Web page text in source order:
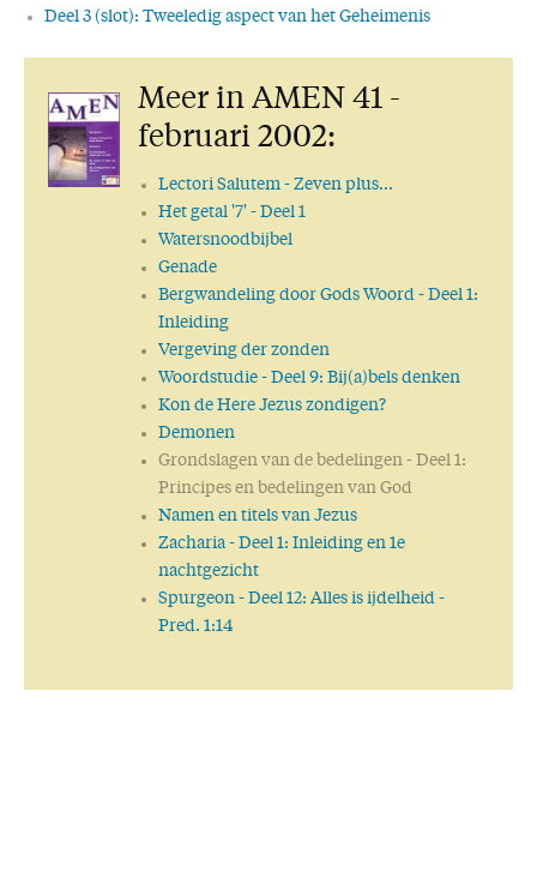
Deel 3 (slot): Tweeledig aspect van het Geheimenis
Meer in AMEN 41 -
februari 2002:
Lectori Salutem- Zeven plus...
Het getal '7'- Deel 1
Watersnoodbijbel
Genade
Bergwandeling door Gods Woord- Deel 1:
Inleiding
Vergeving der zonden
Woordstudie- Deel 9: Bij(a)bels denken
Kon de Here Jezus zondigen?
Demonen
Grondslagen van de bedelingen- Deel 1:
Principes en bedelingen van God
Namen en titels van Jezus
Zacharia- Deel 1: Inleiding en 1e
nachtgezicht
Spurgeon- Deel 12: Alles is ijdelheid -
Pred. 1:14